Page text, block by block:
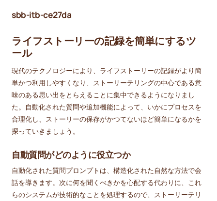
sbb-itb-ce27da
ライフストーリーの記録を簡単にするツ
ール
現代のテクノロジーにより、ライフストーリーの記録がより簡
単かつ利用しやすくなり、ストーリーテリングの中心である意
味のある思い出をとらえることに集中できるようになりまし
た。自動化された質問や追加機能によって、いかにプロセスを
合理化し、ストーリーの保存がかつてないほど簡単になるかを
探っていきましょう。
自動質問がどのように役立つか
自動化された質問プロンプトは、構造化された自然な方法で会
話を導きます。次に何を聞くべきかを心配する代わりに、これ
らのシステムが技術的なことを処理するので、ストーリーテリ